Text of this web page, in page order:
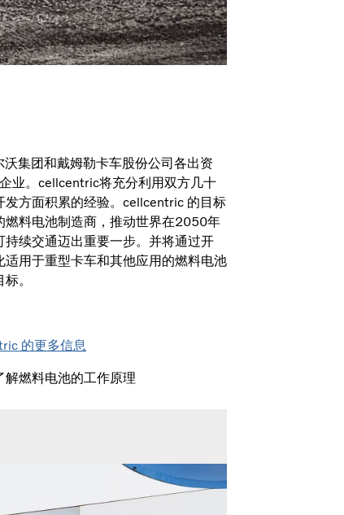
集团和戴姆勒卡车股份公司各出资
业。cellcentric将充分利用双方几十
发方面积累的经验。cellcentric 的目标
燃料电池制造商，推动世界在2050年
持续交通迈出重要一步。并将通过开
适用于重型卡车和其他应用的燃料电池
。
的更多信息
解燃料电池的工作原理